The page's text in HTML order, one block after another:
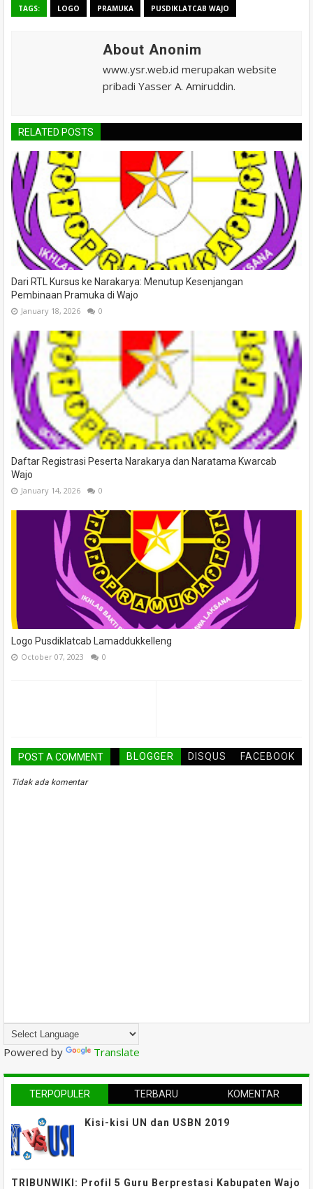
TAGS: LOGO PRAMUKA PUSDIKLATCAB WAJO
About Anonim
www.ysr.web.id merupakan website
pribadi Yasser A. Amiruddin.
RELATED POSTS
Dari RTL Kursus ke Narakarya: Menutup Kesenjangan
Pembinaan Pramuka di Wajo
January 18, 2026 0
Daftar Registrasi Peserta Narakarya dan Naratama Kwarcab
Wajo
January 14, 2026 0
Logo Pusdiklatcab Lamaddukkelleng
October 07, 2023 0
POST A COMMENT BLOGGER DISQUS FACEBOOK
Tidak ada komentar
Powered by Translate
TERPOPULER TERBARU KOMENTAR
Kisi-kisi UN dan USBN 2019
TRIBUNWIKI: Profil 5 Guru Berprestasi Kabupaten Wajo